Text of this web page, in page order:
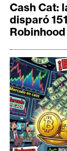
Cash Cat:
disparó
Robinhood